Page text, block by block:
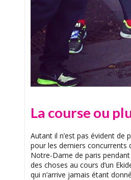
La course ou
Autant il n’est pas évident de
pour les derniers
Notre-Dame de paris
des choses au cours d’un
qui n’arrive jamais étant